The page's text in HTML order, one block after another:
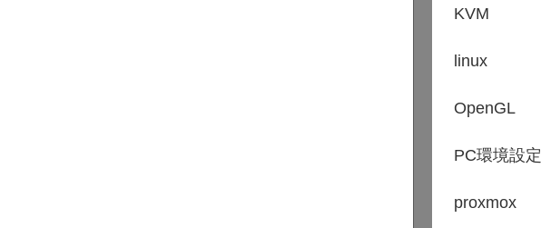
KVM
linux
OpenGL
PC環境設定
proxmox